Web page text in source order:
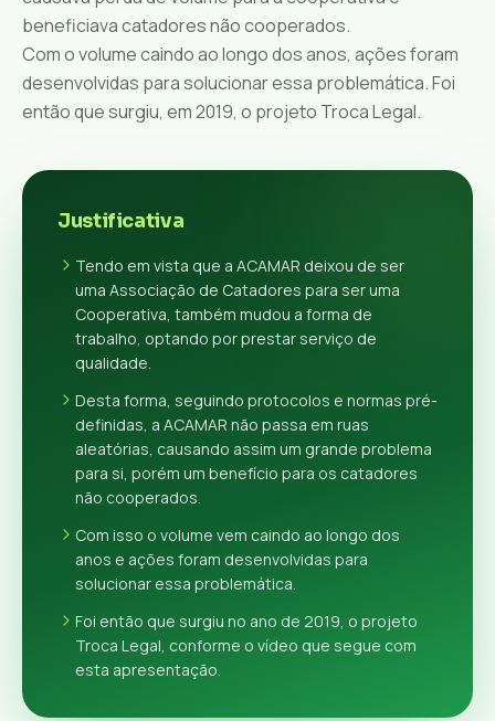
beneficiava catadores não cooperados.
Com o volume caindo ao longo dos anos, ações foram
desenvolvidas para solucionar essa problemática. Foi
então que surgiu, em 2019, o projeto Troca Legal.
Justificativa
Tendo em vista que a ACAMAR deixou de ser
uma Associação de Catadores para ser uma
Cooperativa, também mudou a forma de
trabalho, optando por prestar serviço de
qualidade.
Desta forma, seguindo protocolos e normas pré-
definidas, a ACAMAR não passa em ruas
aleatórias, causando assim um grande problema
para si, porém um benefício para os catadores
não cooperados.
Com isso o volume vem caindo ao longo dos
anos e ações foram desenvolvidas para
solucionar essa problemática.
Foi então que surgiu no ano de 2019, o projeto
Troca Legal, conforme o vídeo que segue com
esta apresentação.